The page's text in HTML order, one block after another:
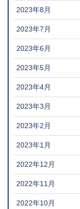
2023年8月
2023年7月
2023年6月
2023年5月
2023年4月
2023年3月
2023年2月
2023年1月
2022年12月
2022年11月
2022年10月